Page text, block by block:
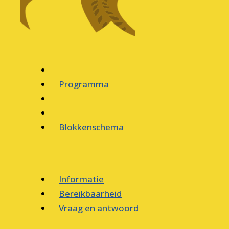
Programma
Blokkenschema
Informatie
Bereikbaarheid
Vraag en antwoord